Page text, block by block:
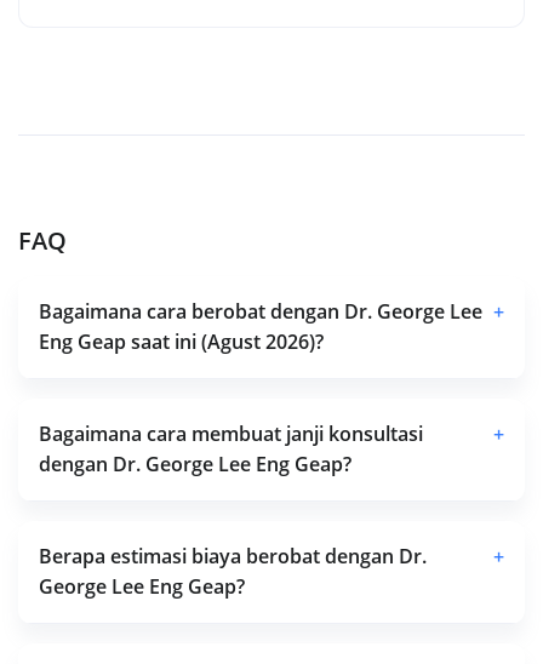
FAQ
Bagaimana cara berobat dengan Dr. George Lee
Eng Geap saat ini (Agust 2026)?
+
Bagaimana cara membuat janji konsultasi
dengan Dr. George Lee Eng Geap?
+
Berapa estimasi biaya berobat dengan Dr.
George Lee Eng Geap?
+